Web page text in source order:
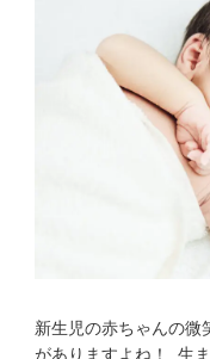
新生児の赤ちゃんの微
がありますよね！ 生